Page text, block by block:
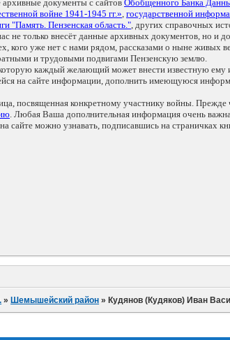
документы с сайтов Обобщенного Банка
войне 1941-1945 гг.», государственной
"Память. Пензенская область.", других справочных
не только внесёт данные архивных документов, но
кого уже нет с нами рядом, рассказами о ныне живых
и трудовыми подвигами Пензенскую землю.
каждый желающий может внести известную
на сайте информации, дополнить имеющуюся
посвященная конкретному участнику войны.
. Любая Ваша дополнительная информация очень
можно узнавать, подписавшись на страничках
» Шемышейский район » Кудянов (Кудяков) Иван